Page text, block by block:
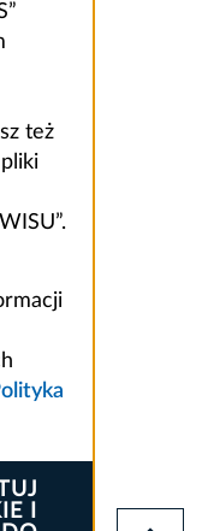
też
I